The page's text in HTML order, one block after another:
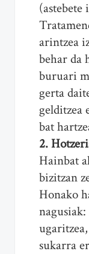
arintzea
behar da
buruari
gerta
gelditzea
bat
2.
Hainbat
bizitzan
Honako
sukarra